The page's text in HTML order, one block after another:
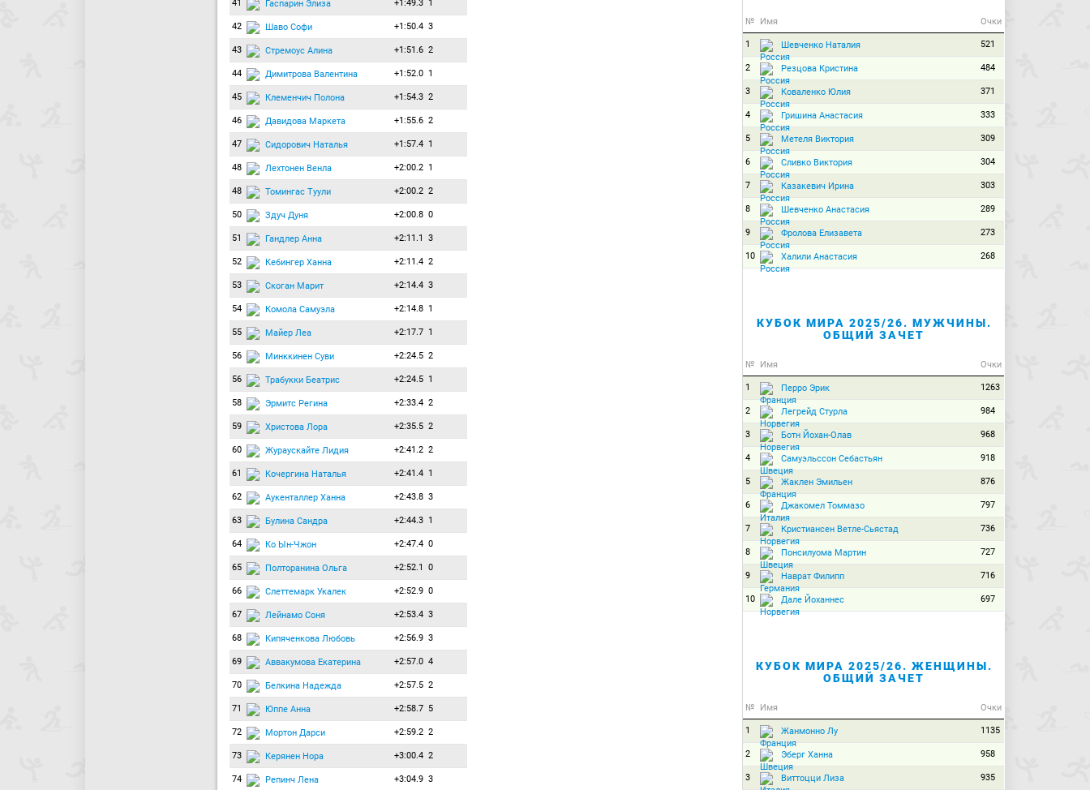
41 Гаспарин Элиза +1:49.3 1
42 Шаво Софи +1:50.4 3
43 Стремоус Алина +1:51.6 2
44 Димитрова Валентина +1:52.0 1
45 Клеменчич Полона +1:54.3 2
46 Давидова Маркета +1:55.6 2
47 Сидорович Наталья +1:57.4 1
48 Лехтонен Венла +2:00.2 1
48 Томингас Туули +2:00.2 2
50 Здуч Дуня +2:00.8 0
51 Гандлер Анна +2:11.1 3
52 Кебингер Ханна +2:11.4 2
53 Скоган Марит +2:14.4 3
54 Комола Самуэла +2:14.8 1
55 Майер Леа +2:17.7 1
56 Минккинен Суви +2:24.5 2
56 Трабукки Беатрис +2:24.5 1
58 Эрмитс Регина +2:33.4 2
59 Христова Лора +2:35.5 2
60 Жураускайте Лидия +2:41.2 2
61 Кочергина Наталья +2:41.4 1
62 Аукенталлер Ханна +2:43.8 3
63 Булина Сандра +2:44.3 1
64 Ко Ын-Чжон +2:47.4 0
65 Полторанина Ольга +2:52.1 0
66 Слеттемарк Укалек +2:52.9 0
67 Лейнамо Соня +2:53.4 3
68 Кипяченкова Любовь +2:56.9 3
69 Аввакумова Екатерина +2:57.0 4
70 Белкина Надежда +2:57.5 2
71 Юппе Анна +2:58.7 5
72 Мортон Дарси +2:59.2 2
73 Керянен Нора +3:00.4 2
74 Репинч Лена +3:04.9 3
№ Имя Очки
1 Шевченко Наталия 521
2 Резцова Кристина 484
3 Коваленко Юлия 371
4 Гришина Анастасия 333
5 Метеля Виктория 309
6 Сливко Виктория 304
7 Казакевич Ирина 303
8 Шевченко Анастасия 289
9 Фролова Елизавета 273
10 Халили Анастасия 268
КУБОК МИРА 2025/26. МУЖЧИНЫ.
ОБЩИЙ ЗАЧЕТ
№ Имя Очки
1 Перро Эрик 1263
2 Легрейд Стурла 984
3 Ботн Йохан-Олав 968
4 Самуэльссон Себастьян 918
5 Жаклен Эмильен 876
6 Джакомел Томмазо 797
7 Кристиансен Ветле-Сьястад 736
8 Понсилуома Мартин 727
9 Наврат Филипп 716
10 Дале Йоханнес 697
КУБОК МИРА 2025/26. ЖЕНЩИНЫ.
ОБЩИЙ ЗАЧЕТ
№ Имя Очки
1 Жанмонно Лу 1135
2 Эберг Ханна 958
3 Виттоцци Лиза 935